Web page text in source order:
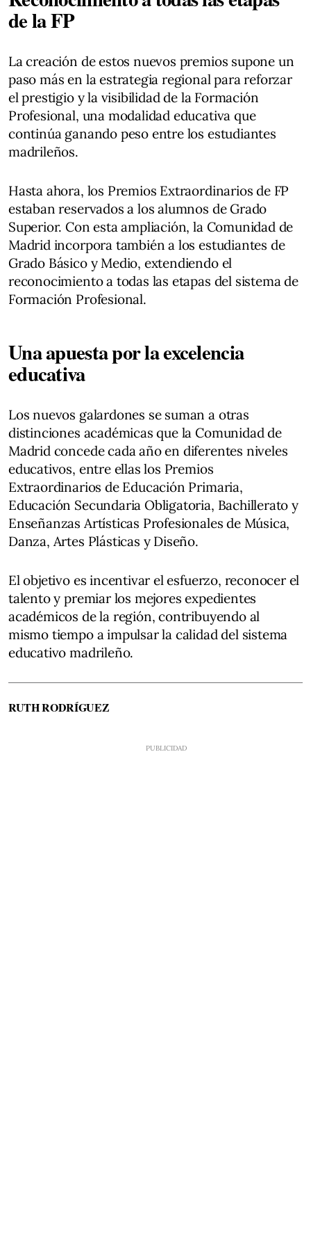
de la FP
La creación de estos nuevos premios supone un
paso más en la estrategia regional para reforzar
el prestigio y la visibilidad de la Formación
Profesional, una modalidad educativa que
continúa ganando peso entre los estudiantes
madrileños.
Hasta ahora, los Premios Extraordinarios de FP
estaban reservados a los alumnos de Grado
Superior. Con esta ampliación, la Comunidad de
Madrid incorpora también a los estudiantes de
Grado Básico y Medio, extendiendo el
reconocimiento a todas las etapas del sistema de
Formación Profesional.
Una apuesta por la excelencia
educativa
Los nuevos galardones se suman a otras
distinciones académicas que la Comunidad de
Madrid concede cada año en diferentes niveles
educativos, entre ellas los Premios
Extraordinarios de Educación Primaria,
Educación Secundaria Obligatoria, Bachillerato y
Enseñanzas Artísticas Profesionales de Música,
Danza, Artes Plásticas y Diseño.
El objetivo es incentivar el esfuerzo, reconocer el
talento y premiar los mejores expedientes
académicos de la región, contribuyendo al
mismo tiempo a impulsar la calidad del sistema
educativo madrileño.
RUTH RODRÍGUEZ